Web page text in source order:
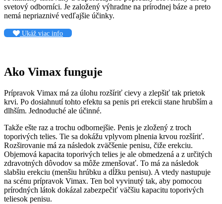
svetový odborníci. Je založený výhradne na prírodnej báze a preto
nemá nepriaznivé vedľajšie účinky.
Ukáž viac info
Ako Vimax funguje
Prípravok Vimax má za úlohu rozšíriť cievy a zlepšiť tak prietok
krvi. Po dosiahnutí tohto efektu sa penis pri erekcii stane hrubším a
dlhším. Jednoduché ale účinné.
Takže ešte raz a trochu odbornejšie. Penis je zložený z troch
toporivých telies. Tie sa dokážu vplyvom plnenia krvou rozšíriť.
Rozširovanie má za následok zväčšenie penisu, čiže erekciu.
Objemová kapacita toporivých telies je ale obmedzená a z určitých
zdravotných dôvodov sa môže zmenšovať. To má za následok
slabšiu erekciu (menšiu hrúbku a dĺžku penisu). A vtedy nastupuje
na scénu prípravok Vimax. Ten bol vyvinutý tak, aby pomocou
prírodných látok dokázal zabezpečiť väčšiu kapacitu toporivých
teliesok penisu.